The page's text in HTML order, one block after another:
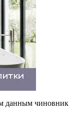
данным чиновник